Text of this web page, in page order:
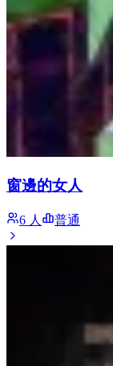
窗邊的女人
6 人 普通